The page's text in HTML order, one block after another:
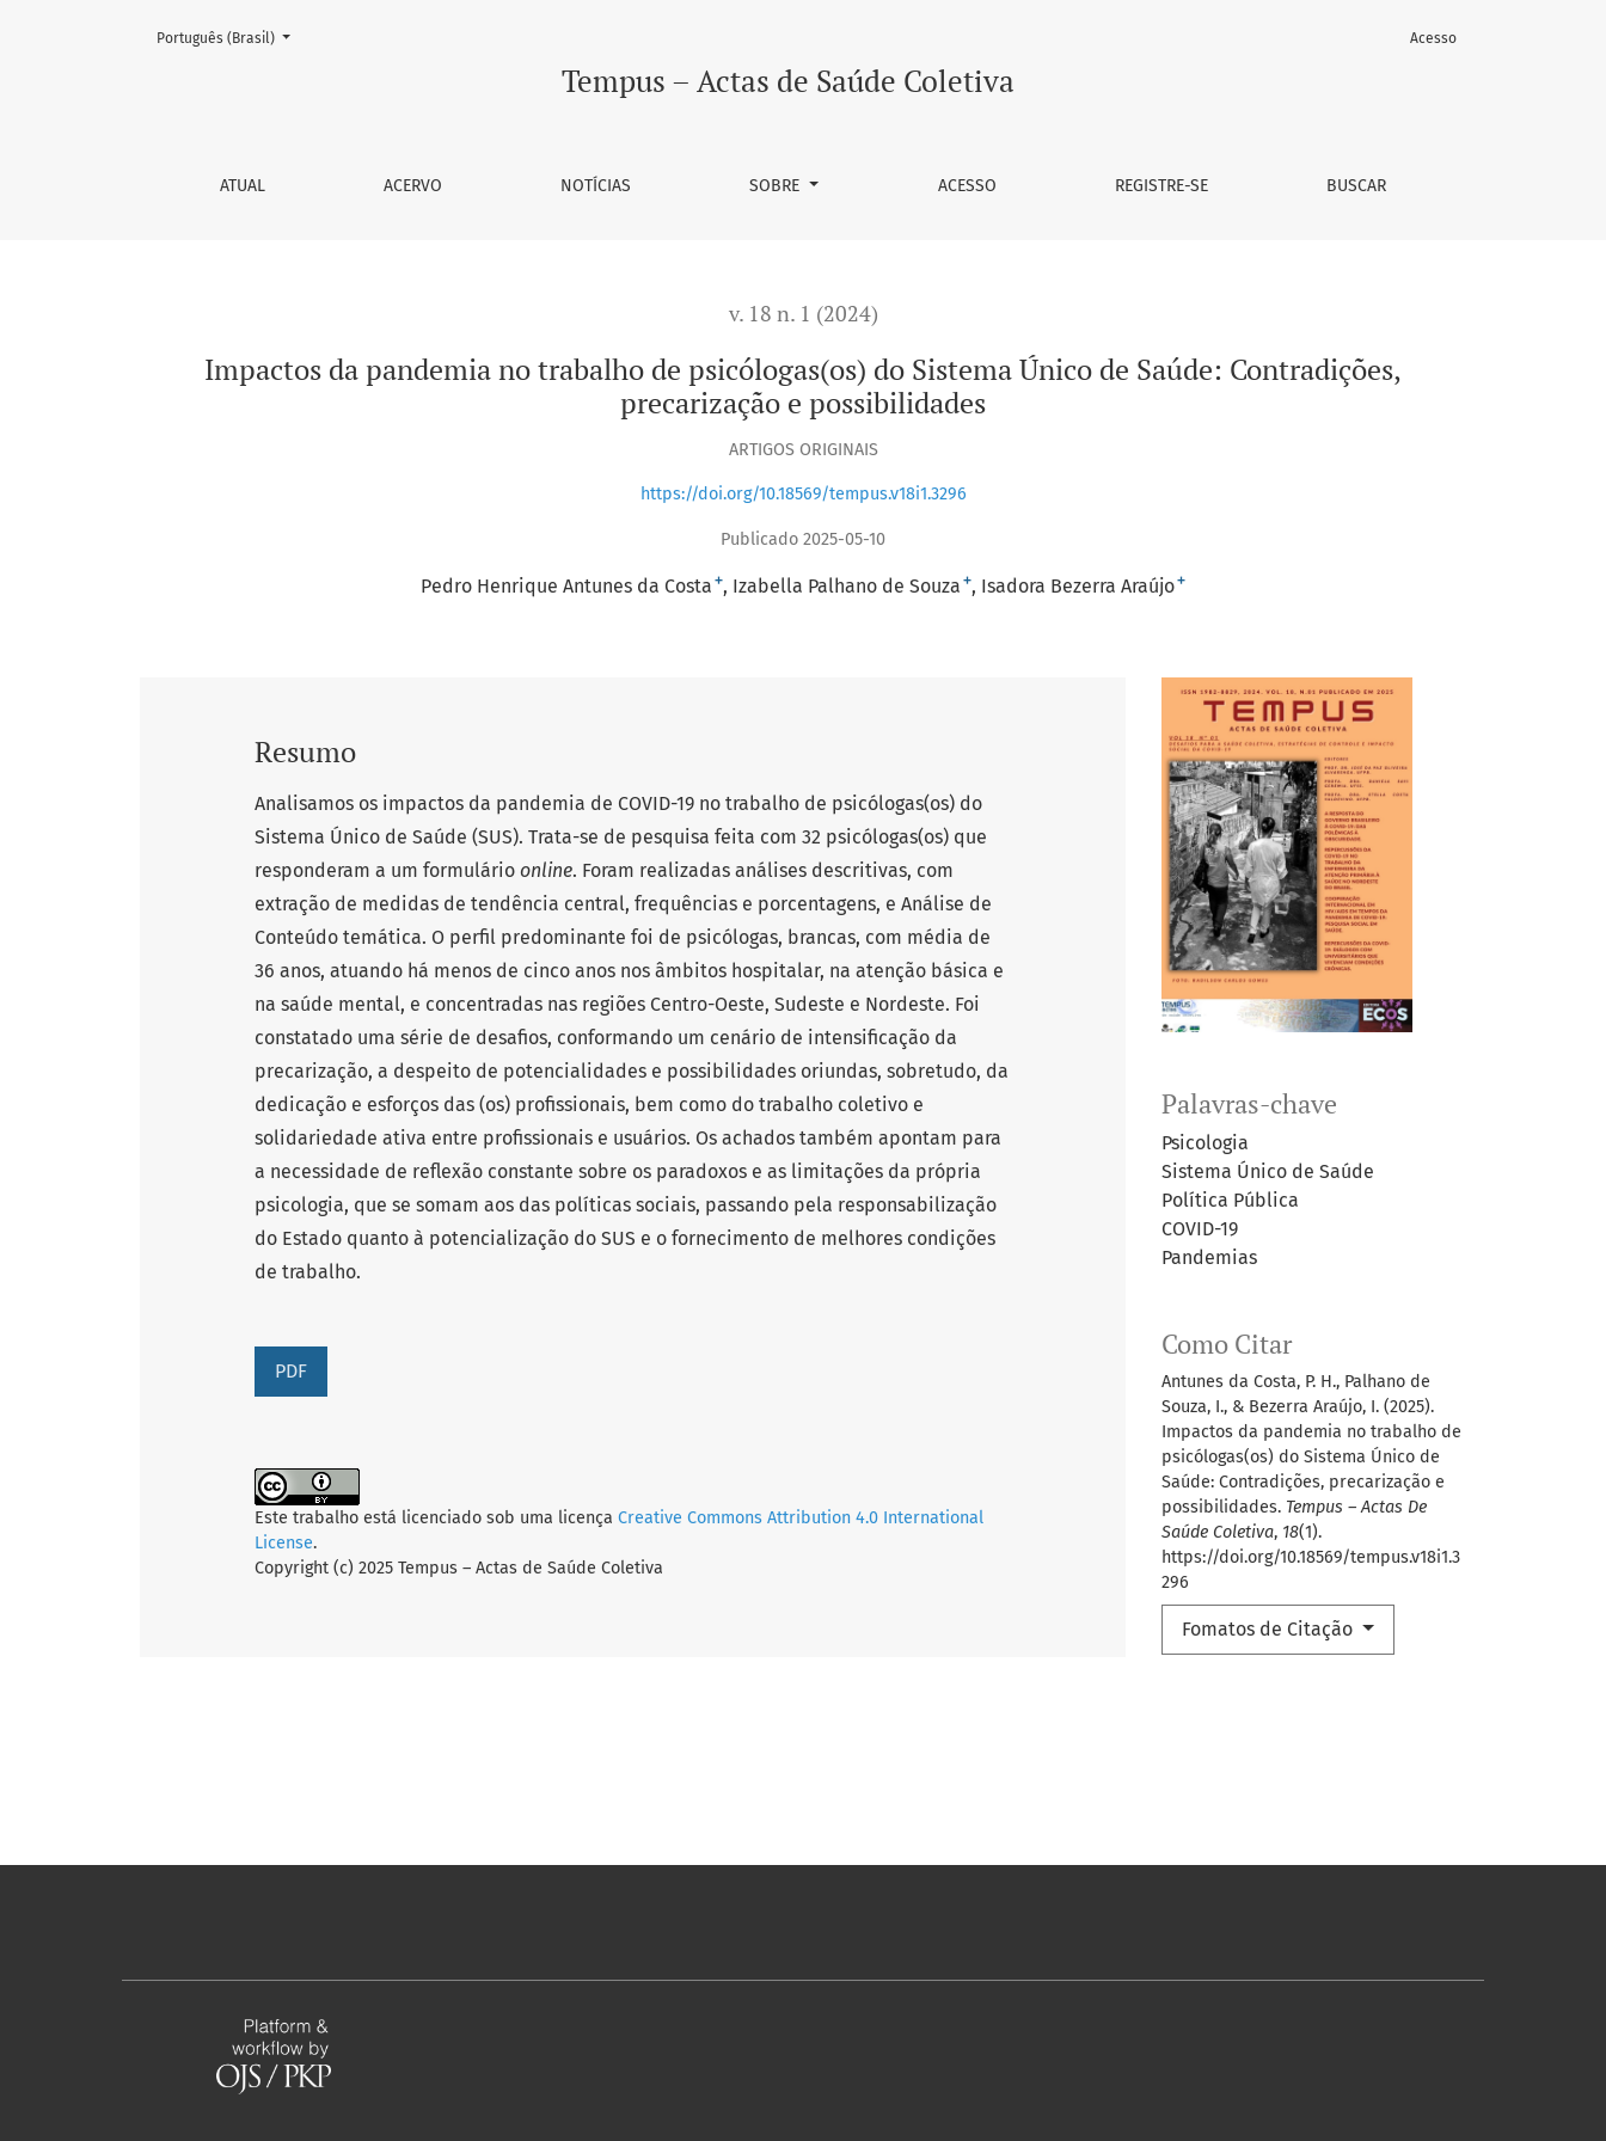
Impactos da pandemia no trabalho de psicólogas(os) do Sistema Único de Saúde
Tempus – Actas de Saúde Coletiva
ATUAL ACERVO NOTÍCIAS SOBRE ACESSO REGISTRE-SE BUSCAR
Acesso
Mudar o idioma. O atual é:
Português (Brasil)
v. 18 n. 1 (2024)
Impactos da pandemia no trabalho de psicólogas(os) do Sistema Único de Saúde: Contradições,
precarização e possibilidades
ARTIGOS ORIGINAIS
https://doi.org/10.18569/tempus.v18i1.3296
Publicado 2025-05-10
Pedro Henrique Antunes da Costa + Izabella Palhano de Souza + Isadora Bezerra Araújo+
Palavras-chave
Psicologia
Sistema Único de Saúde
Política Pública
COVID-19
Pandemias
Como Citar
Antunes da Costa, P. H., Palhano de
Souza, I., & Bezerra Araújo, I. (2025).
Impactos da pandemia no trabalho de
psicólogas(os) do Sistema Único de
Saúde: Contradições, precarização e
possibilidades. Tempus – Actas De
Saúde Coletiva, 18(1).
https://doi.org/10.18569/tempus.v18i1.3
296
Fomatos de Citação
Resumo
Analisamos os impactos da pandemia de COVID-19 no trabalho de psicólogas(os) do
Sistema Único de Saúde (SUS). Trata-se de pesquisa feita com 32 psicólogas(os) que
responderam a um formulário online. Foram realizadas análises descritivas, com
extração de medidas de tendência central, frequências e porcentagens, e Análise de
Conteúdo temática. O perfil predominante foi de psicólogas, brancas, com média de
36 anos, atuando há menos de cinco anos nos âmbitos hospitalar, na atenção básica e
na saúde mental, e concentradas nas regiões Centro-Oeste, Sudeste e Nordeste. Foi
constatado uma série de desafios, conformando um cenário de intensificação da
precarização, a despeito de potencialidades e possibilidades oriundas, sobretudo, da
dedicação e esforços das (os) profissionais, bem como do trabalho coletivo e
solidariedade ativa entre profissionais e usuários. Os achados também apontam para
a necessidade de reflexão constante sobre os paradoxos e as limitações da própria
psicologia, que se somam aos das políticas sociais, passando pela responsabilização
do Estado quanto à potencialização do SUS e o fornecimento de melhores condições
de trabalho.
PDF
Este trabalho está licenciado sob uma licença Creative Commons Attribution 4.0 International
License.
Copyright (c) 2025 Tempus – Actas de Saúde Coletiva